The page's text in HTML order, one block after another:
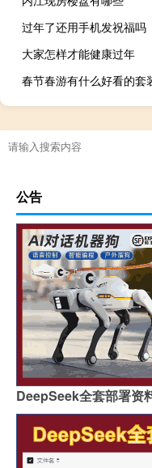
过年了还用手机发祝福吗
大家怎样才能健康过年
春节春游有什么好看的套
公告
DeepSeek全套部署资